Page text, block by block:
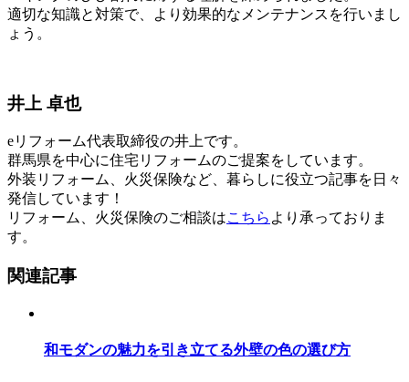
適切な知識と対策で、より効果的なメンテナンスを行いまし
ょう。
井上 卓也
eリフォーム代表取締役の井上です。
群馬県を中心に住宅リフォームのご提案をしています。
外装リフォーム、火災保険など、暮らしに役立つ記事を日々
発信しています！
リフォーム、火災保険のご相談はこちら より承っておりま
す。
関連記事
和モダンの魅力を引き立てる外壁の色の選び方